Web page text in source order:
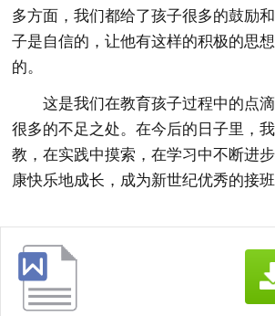
多方面，我们都给了孩子很多的鼓励
子是自信的，让他有这样的积极的思
的。
这是我们在教育孩子过程中的点
很多的不足之处。在今后的日子里，
教，在实践中摸索，在学习中不断进
康快乐地成长，成为新世纪优秀的接班